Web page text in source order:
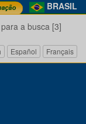
BRASIL
a busca [3]
Español Français